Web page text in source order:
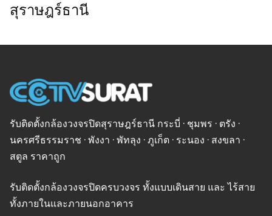
สุราษฎร์ธานี
รับติดตั้งกล้องวงจรปิดสุราษฎร์ธานี กระบี่ · ชุมพร · ตรัง ·
นครศรีธรรมราช · พังงา · พัทลุง · ภูเก็ต · ระนอง · สงขลา ·
สตูล ราคาถูก
รับติดตั้งกล้องวงจรปิดครบวงจร ทั้งแบบเดินสาย และ ไร้สาย
ทั้งภายในและภายนอกอาคาร